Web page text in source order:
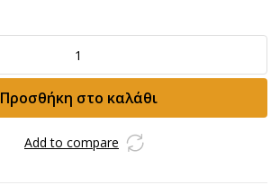
Προσθήκη στο καλάθι
Add to compare